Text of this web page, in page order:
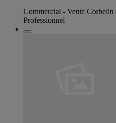
Commercial - Vente Corbelin
Professionnel